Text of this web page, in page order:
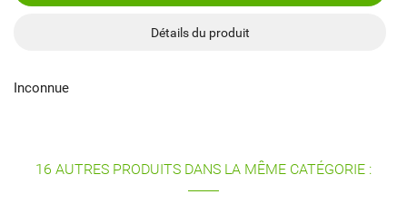
Détails du produit
Inconnue
16 AUTRES PRODUITS DANS LA MÊME CATÉGORIE :